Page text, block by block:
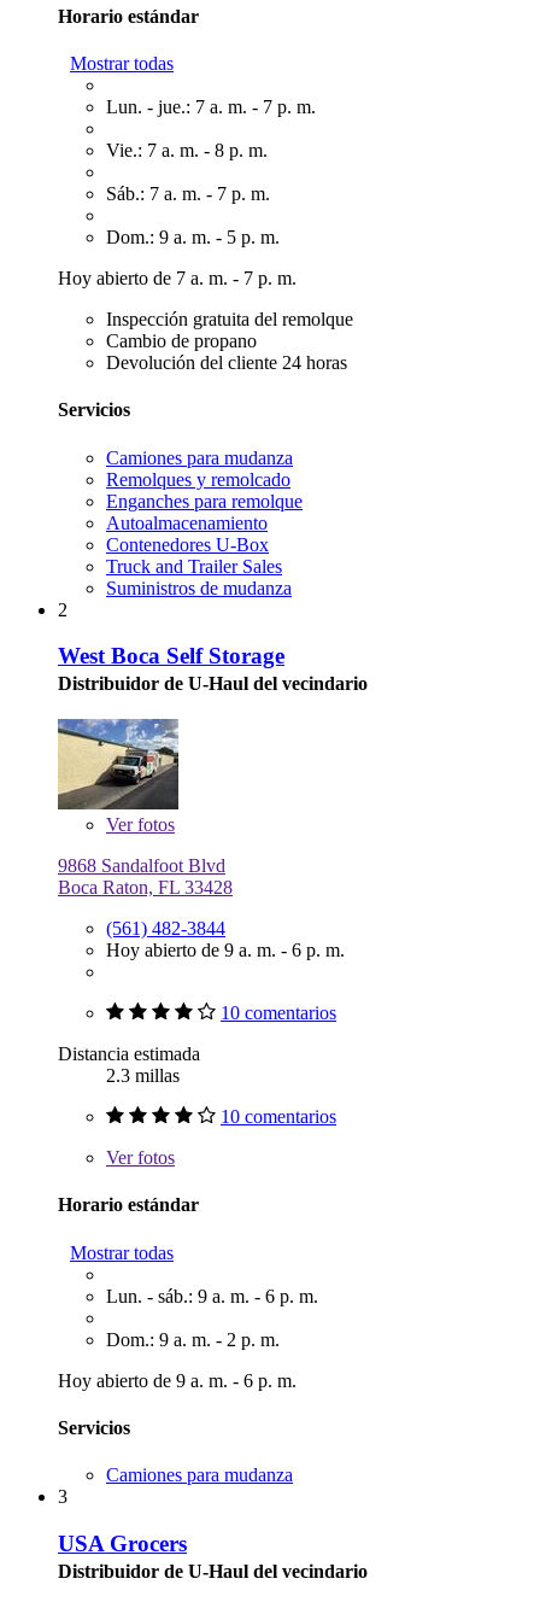
Horario estándar
Mostrar todas
Lun. - jue.: 7 a. m. - 7 p. m.
Vie.: 7 a. m. - 8 p. m.
Sáb.: 7 a. m. - 7 p. m.
Dom.: 9 a. m. - 5 p. m.
Hoy abierto de 7 a. m. - 7 p. m.
Inspección gratuita del remolque
Cambio de propano
Devolución del cliente 24 horas
Servicios
Camiones para mudanza
Remolques y remolcado
Enganches para remolque
Autoalmacenamiento
Contenedores U-Box
Truck and Trailer Sales
Suministros de mudanza
2
West Boca Self Storage
Distribuidor de U-Haul del vecindario
Verfotos
9868 Sandalfoot Blvd
Boca Raton, FL 33428
(561) 482-3844
Hoy abierto de 9 a. m. - 6 p. m.
10 comentarios
Distancia estimada
2.3 millas
10 comentarios
Verfotos
Horario estándar
Mostrar todas
Lun. - sáb.: 9 a. m. - 6 p. m.
Dom.: 9 a. m. - 2 p. m.
Hoy abierto de 9 a. m. - 6 p. m.
Servicios
Camiones para mudanza
3
USA Grocers
Distribuidor de U-Haul del vecindario